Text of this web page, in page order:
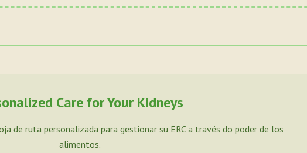
Care for Your Kidneys
de ruta personalizada para gestionar su ERC a través do poder de los
alimentos.